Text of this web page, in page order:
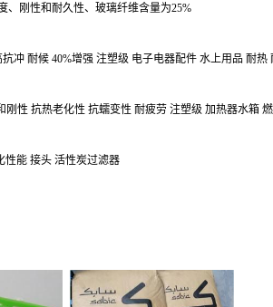
、刚性和耐久性、玻璃纤维含量为25%
冲 耐候 40%增强 注塑级 电子电器配件 水上用品 耐
刚性 抗热老化性 抗蠕变性 耐疲劳 注塑级 加热器水箱
性能 接头 活性炭过滤器